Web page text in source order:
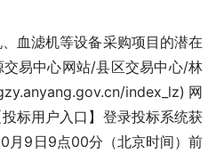
血滤机等设备采购项目的潜在
易中心网站/县区交易中心/林
index_lz)网
标用户入口】登录投标系统获
月9日9点00分（北京时间）前